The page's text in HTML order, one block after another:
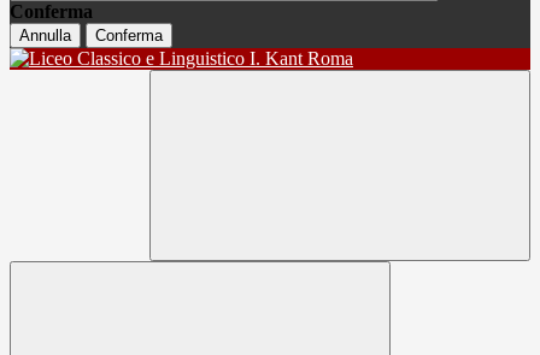
Conferma
Annulla Conferma